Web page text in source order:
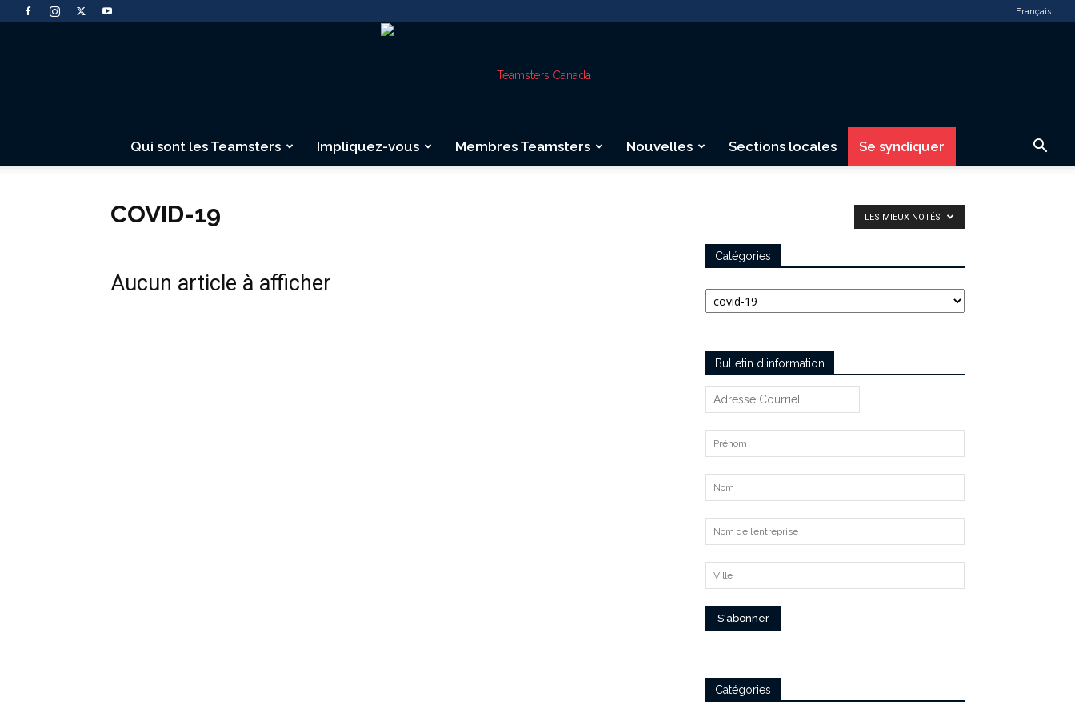
Français
Qui sont les Teamsters Impliquez-vous Membres Teamsters Nouvelles Sections locales Se syndiquer
COVID-19 LES MIEUX NOTÉS
Aucun article à afficher
Catégories
Catégories
Bulletin d’information
Catégories